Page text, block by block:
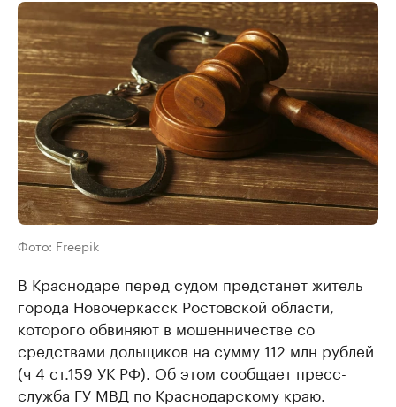
Фото: Freepik
В Краснодаре перед судом предстанет житель
города Новочеркасск Ростовской области,
которого обвиняют в мошенничестве со
средствами дольщиков на сумму 112 млн рублей
(ч 4 ст.159 УК РФ). Об этом сообщает пресс-
служба ГУ МВД по Краснодарскому краю.